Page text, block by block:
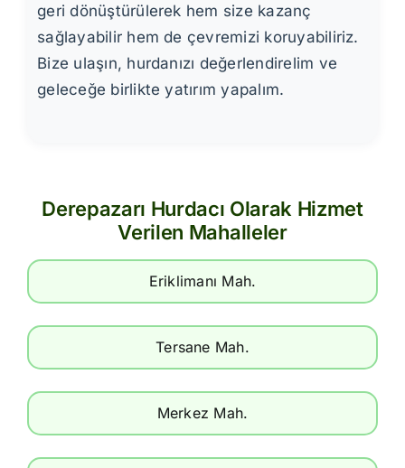
geri dönüştürülerek hem size kazanç
sağlayabilir hem de çevremizi koruyabiliriz.
Bize ulaşın, hurdanızı değerlendirelim ve
geleceğe birlikte yatırım yapalım.
Derepazarı Hurdacı Olarak Hizmet
Verilen Mahalleler
Eriklimanı Mah.
Tersane Mah.
Merkez Mah.